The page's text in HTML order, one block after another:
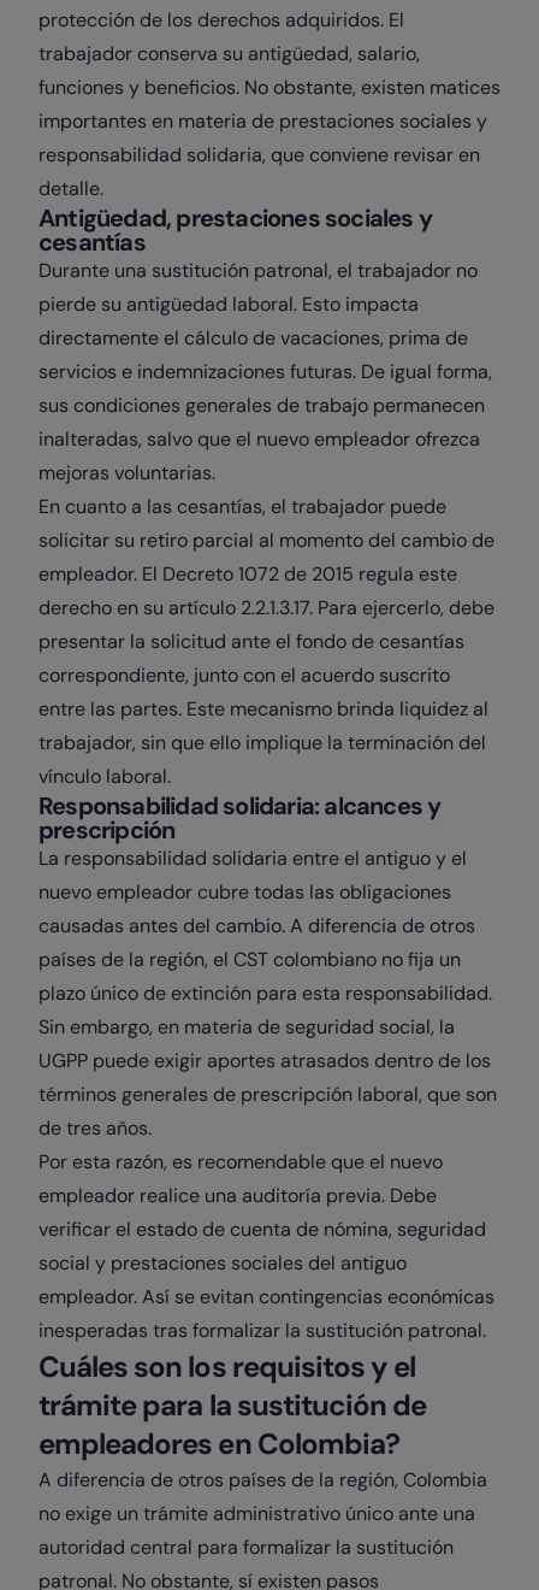
protección de los derechos adquiridos. El
trabajador conserva su antigüedad, salario,
funciones y beneficios. No obstante, existen matices
importantes en materia de prestaciones sociales y
responsabilidad solidaria, que conviene revisar en
detalle.
Antigüedad, prestaciones sociales y
cesantías
Durante una sustitución patronal, el trabajador no
pierde su antigüedad laboral. Esto impacta
directamente el cálculo de vacaciones, prima de
servicios e indemnizaciones futuras. De igual forma,
sus condiciones generales de trabajo permanecen
inalteradas, salvo que el nuevo empleador ofrezca
mejoras voluntarias.
En cuanto a las cesantías, el trabajador puede
solicitar su retiro parcial al momento del cambio de
empleador. El Decreto 1072 de 2015 regula este
derecho en su artículo 2.2.1.3.17. Para ejercerlo, debe
presentar la solicitud ante el fondo de cesantías
correspondiente, junto con el acuerdo suscrito
entre las partes. Este mecanismo brinda liquidez al
trabajador, sin que ello implique la terminación del
vínculo laboral.
Responsabilidad solidaria: alcances y
prescripción
La responsabilidad solidaria entre el antiguo y el
nuevo empleador cubre todas las obligaciones
causadas antes del cambio. A diferencia de otros
países de la región, el CST colombiano no fija un
plazo único de extinción para esta responsabilidad.
Sin embargo, en materia de seguridad social, la
UGPP puede exigir aportes atrasados dentro de los
términos generales de prescripción laboral, que son
de tres años.
Por esta razón, es recomendable que el nuevo
empleador realice una auditoría previa. Debe
verificar el estado de cuenta de nómina, seguridad
social y prestaciones sociales del antiguo
empleador. Así se evitan contingencias económicas
inesperadas tras formalizar la sustitución patronal.
Cuáles son los requisitos y el
trámite para la sustitución de
empleadores en Colombia?
A diferencia de otros países de la región, Colombia
no exige un trámite administrativo único ante una
autoridad central para formalizar la sustitución
patronal. No obstante, sí existen pasos